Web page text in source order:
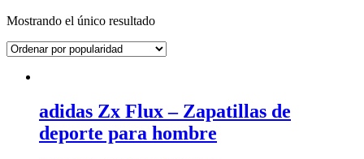
Mostrando el único resultado
adidas Zx Flux – Zapatillas de
deporte para hombre